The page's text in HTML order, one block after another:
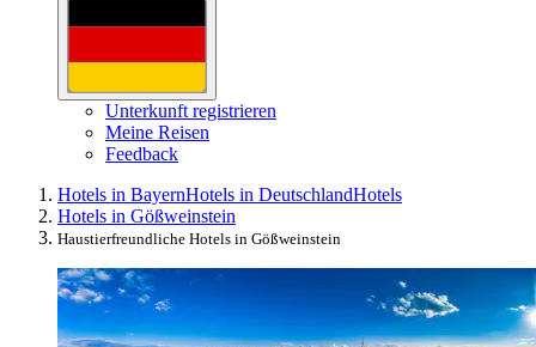
Unterkunft registrieren
Meine Reisen
Feedback
Hotels in BayernHotels in DeutschlandHotels
Hotels in Gößweinstein
Haustierfreundliche Hotels in Gößweinstein